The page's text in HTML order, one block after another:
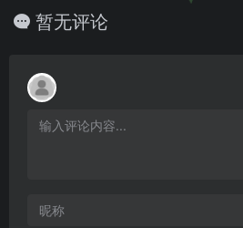
暂无评论